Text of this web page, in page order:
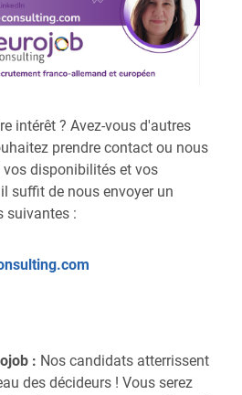
intérêt ? Avez-vous d'autres
prendre contact ou nous
vos disponibilités et vos
suffit de nous envoyer un
suivantes :
: Nos candidats atterrissent
des décideurs ! Vous serez